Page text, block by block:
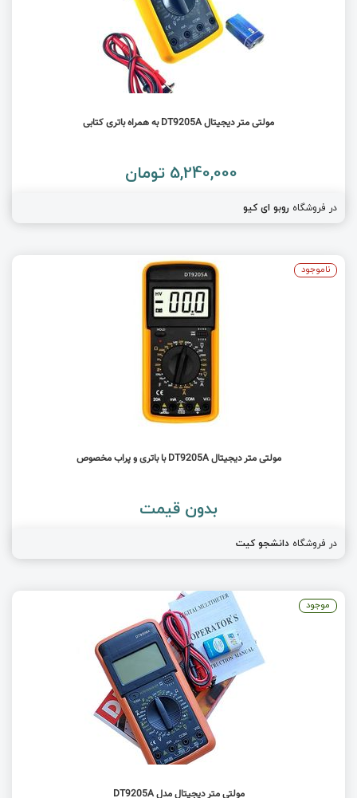
مولتی متر دیجیتال DT9205A به همراه باتری کتابی
5,240,000 تومان
در فروشگاه روبو ای کیو
مولتی متر دیجیتال DT9205A با باتری و پراب مخصوص
بدون قیمت
در فروشگاه دانشجو کیت
ناموجود
مولتی متر دیجیتال مدل DT9205A
موجود